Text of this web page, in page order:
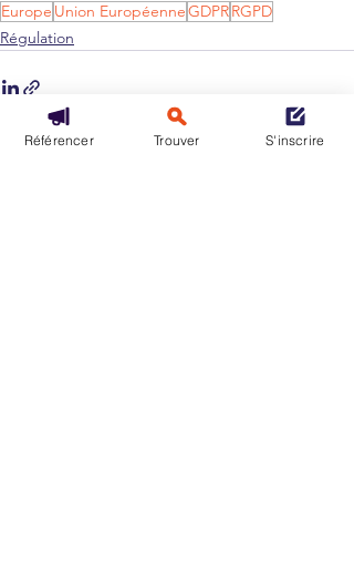
Europe Union EuropéenneGDPRRGPD
Régulation
Référencer Trouver S'inscrire